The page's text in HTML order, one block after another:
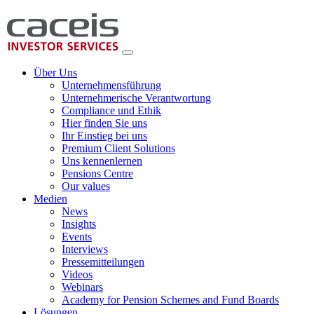
Über Uns
Unternehmensführung
Unternehmerische Verantwortung
Compliance und Ethik
Hier finden Sie uns
Ihr Einstieg bei uns
Premium Client Solutions
Uns kennenlernen
Pensions Centre
Our values
Medien
News
Insights
Events
Interviews
Pressemitteilungen
Videos
Webinars
Academy for Pension Schemes and Fund Boards